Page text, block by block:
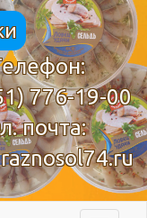
776-19-00
почта: